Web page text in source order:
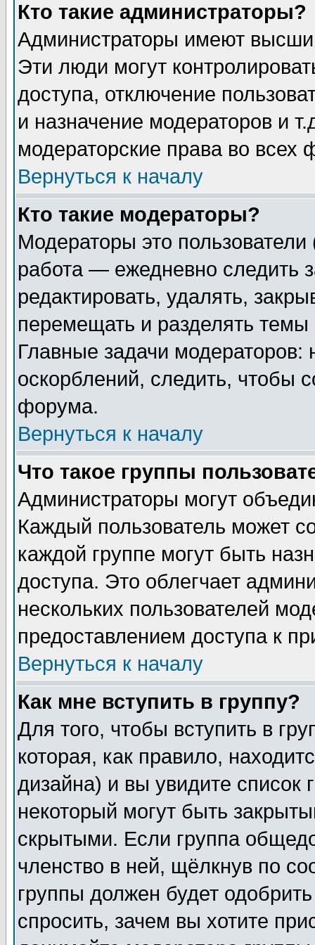
Кто такие администраторы?
Администраторы имеют
Эти люди могут
доступа, отключение
и назначение модераторов и
модераторские права во всех
Вернуться к началу
Кто такие модераторы?
Модераторы это
работа — ежедневно следить
редактировать, удалять,
перемещать и разделять
Главные задачи
оскорблений, следить, чтобы
форума.
Вернуться к началу
Что такое группы
Администраторы могут
Каждый пользователь может
каждой группе могут быть
доступа. Это облегчает
нескольких пользователей
предоставлением доступа к
Вернуться к началу
Как мне вступить в группу?
Для того, чтобы вступить в
которая, как правило,
дизайна) и вы увидите список
некоторый могут быть
скрытыми. Если группа
членство в ней, щёлкнув по
группы должен будет
спросить, зачем вы хотите